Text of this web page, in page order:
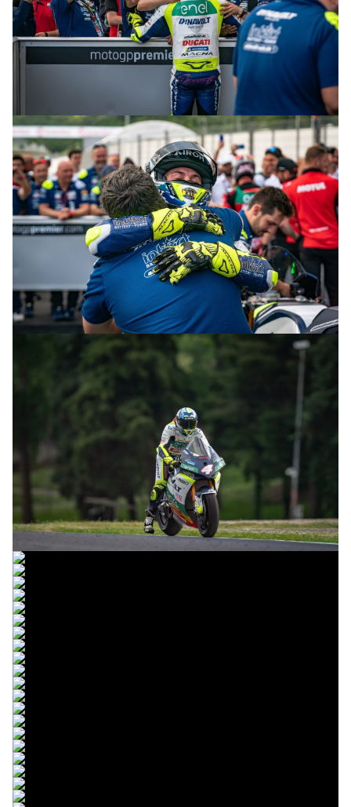
© R.Lekl & S.Wobser
© R.Lekl & S.Wobser
© R.Lekl & S.Wobser
© R.Lekl & S.Wobser
© R.Lekl & S.Wobser
© R.Lekl & S.Wobser
© R.Lekl & S.Wobser
© R.Lekl & S.Wobser
© R.Lekl & S.Wobser
© R.Lekl & S.Wobser
© R.Lekl & S.Wobser
© R.Lekl & S.Wobser
© R.Lekl & S.Wobser
© R.Lekl & S.Wobser
© R.Lekl & S.Wobser
© R.Lekl & S.Wobser
© R.Lekl & S.Wobser
© R.Lekl & S.Wobser
© R.Lekl & S.Wobser
© R.Lekl & S.Wobser
© R.Lekl & S.Wobser